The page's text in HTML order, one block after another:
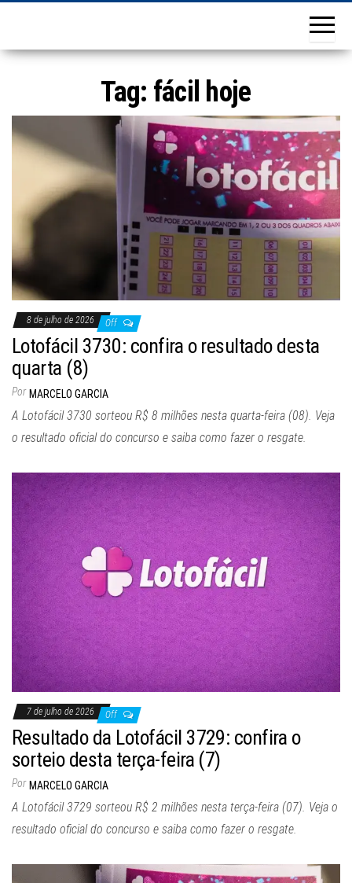
Tag: fácil hoje
8 de julho de 2026 Off
Lotofácil 3730: confira o resultado desta
quarta (8)
Por MARCELO GARCIA
A Lotofácil 3730 sorteou R$ 8 milhões nesta quarta-feira (08). Veja
o resultado oficial do concurso e saiba como fazer o resgate.
7 de julho de 2026 Off
Resultado da Lotofácil 3729: confira o
sorteio desta terça-feira (7)
Por MARCELO GARCIA
A Lotofácil 3729 sorteou R$ 2 milhões nesta terça-feira (07). Veja o
resultado oficial do concurso e saiba como fazer o resgate.